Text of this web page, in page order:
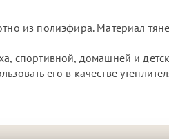
из полиэфира. Материал
спортивной, домашней и
его в качестве